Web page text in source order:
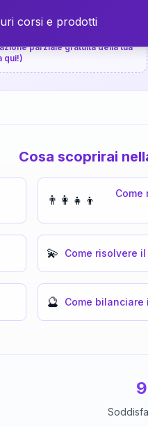
gratuita
parziale gratuita della tua
qui!)
Cosa scoprirai
👨‍👩‍👧‍👦
Come
💫 Come risolvere
🔮 Come bilanciare
corsi e prodotti